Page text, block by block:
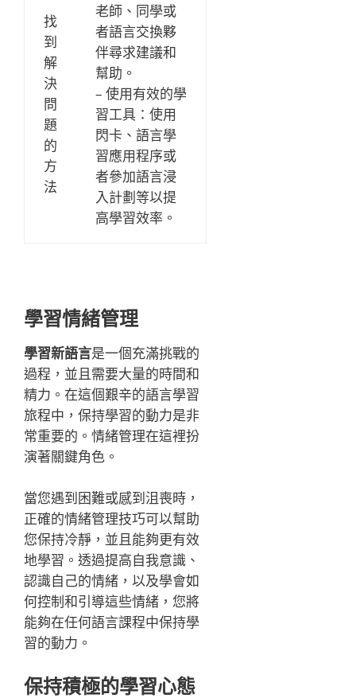
找
到
解
決
問
題
的
方
法
老師、同學或
者語言交換夥
伴尋求建議和
幫助。
– 使用有效的學
習工具：使用
閃卡、語言學
習應用程序或
者參加語言浸
入計劃等以提
高學習效率。
學習情緒管理
學習新語言是一個充滿挑戰的
過程，並且需要大量的時間和
精力。在這個艱辛的語言學習
旅程中，保持學習的動力是非
常重要的。情緒管理在這裡扮
演著關鍵角色。
當您遇到困難或感到沮喪時，
正確的情緒管理技巧可以幫助
您保持冷靜，並且能夠更有效
地學習。透過提高自我意識、
認識自己的情緒，以及學會如
何控制和引導這些情緒，您將
能夠在任何語言課程中保持學
習的動力。
保持積極的學習心態